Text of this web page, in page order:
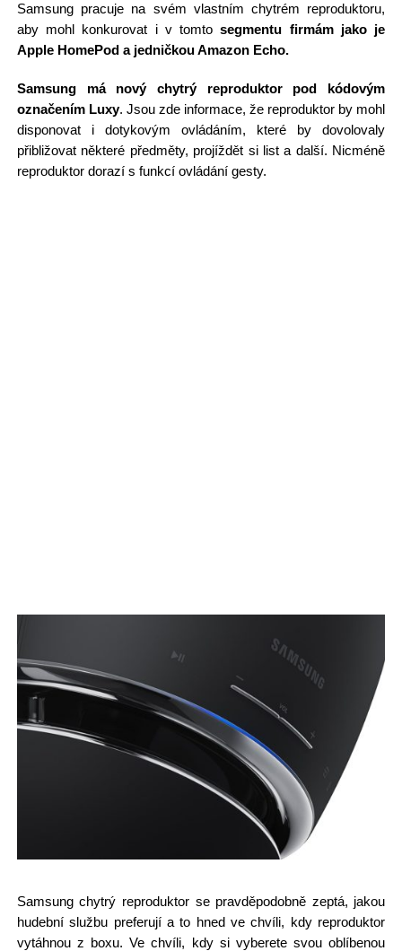
Samsung pracuje na svém vlastním chytrém reproduktoru,
aby mohl konkurovat i v tomtosegmentu firmám jako je
Apple HomePod a jedničkou Amazon Echo.
Samsung má nový chytrý reproduktor pod kódovým
označením Luxy. Jsou zde informace, že reproduktor by mohl
disponovat i dotykovým ovládáním, které by dovolovaly
přibližovat některé předměty, projíždět si list a další. Nicméně
reproduktor dorazí s funkcí ovládání gesty.
Samsung chytrý reproduktor se pravděpodobně zeptá, jakou
hudební službu preferují a to hned ve chvíli, kdy reproduktor
vytáhnou z boxu. Ve chvíli, kdy si vyberete svou oblíbenou